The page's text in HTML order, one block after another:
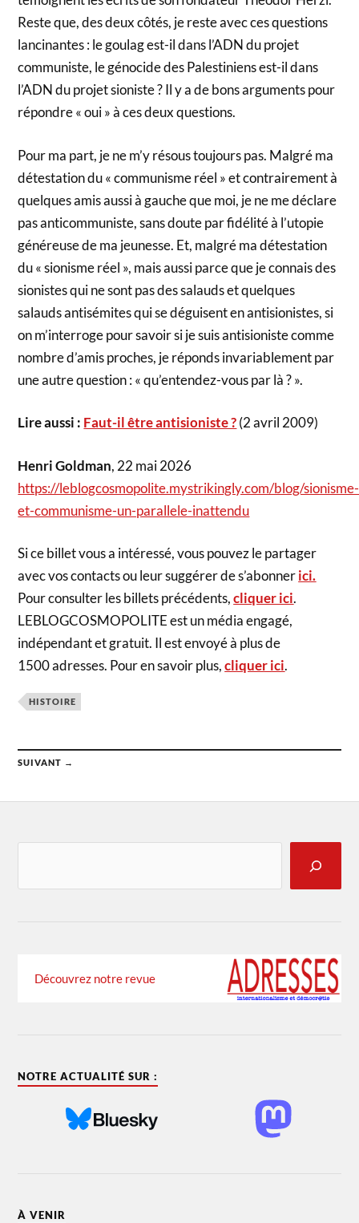
Reste que, des deux côtés, je reste avec ces questions
lancinantes : le goulag est-il dans l’ADN du projet
communiste, le génocide des Palestiniens est-il dans
l’ADN du projet sioniste ? Il y a de bons arguments pour
répondre « oui » à ces deux questions.
Pour ma part, je ne m’y résous toujours pas. Malgré ma
détestation du « communisme réel » et contrairement à
quelques amis aussi à gauche que moi, je ne me déclare
pas anticommuniste, sans doute par fidélité à l’utopie
généreuse de ma jeunesse. Et, malgré ma détestation
du « sionisme réel », mais aussi parce que je connais des
sionistes qui ne sont pas des salauds et quelques
salauds antisémites qui se déguisent en antisionistes, si
on m’interroge pour savoir si je suis antisioniste comme
nombre d’amis proches, je réponds invariablement par
une autre question : « qu’entendez-vous par là ? ».
Lire aussi : Faut-il être antisioniste ?(2 avril 2009)
Henri Goldman, 22 mai 2026
https://leblogcosmopolite.mystrikingly.com/blog/sionisme-
et-communisme-un-parallele-inattendu
Si ce billet vous a intéressé, vous pouvez le partager
avec vos contacts ou leur suggérer de s’abonnerici.
Pour consulter les billets précédents,cliquer ici.
LEBLOGCOSMOPOLITE est un média engagé,
indépendant et gratuit. Il est envoyé à plus de
1500 adresses. Pour en savoir plus,cliquer ici.
HISTOIRE
SUIVANT →
Découvrez notre revue
NOTRE ACTUALITÉ SUR :
À VENIR